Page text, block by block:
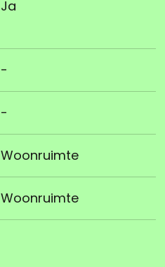
Ja
-
-
Woonruimte
Woonruimte